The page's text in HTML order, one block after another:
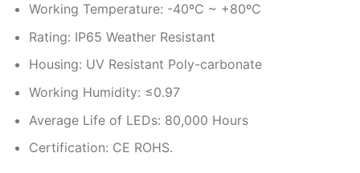
Working Temperature: -40ºC ~ +80ºC
Rating: IP65 Weather Resistant
Housing: UV Resistant Poly-carbonate
Working Humidity: ≤0.97
Average Life of LEDs: 80,000 Hours
Certification: CE ROHS.